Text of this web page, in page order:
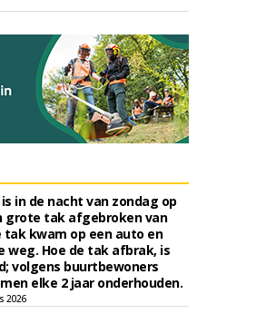
in de nacht van zondag op
grote tak afgebroken van
tak kwam op een auto en
weg. Hoe de tak afbrak, is
volgens buurtbewoners
elke 2 jaar onderhouden.
2026